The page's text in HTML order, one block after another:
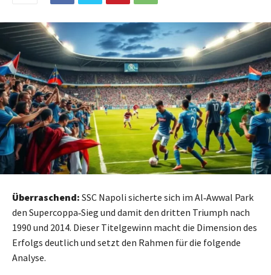
Überraschend: SSC Napoli sicherte sich im Al‑Awwal Park
den Supercoppa‑Sieg und damit den dritten Triumph nach
1990 und 2014. Dieser Titelgewinn macht die Dimension des
Erfolgs deutlich und setzt den Rahmen für die folgende
Analyse.